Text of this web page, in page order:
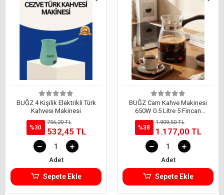
BUĞZ 4 Kişilik Elektrikli Türk
Kahvesi Makinesi
%30
756,20 TL
532,45 TL
Adet
Sepete Ekle
BUĞZ Cam Kahve Makinesi
650W 0.5 Litre 5 Fincan
Kapasiteli Elektrikli Türk
Kahvesi Makinesi
%38
1.909,50 TL
1.177,00 TL
Adet
Sepete Ekle